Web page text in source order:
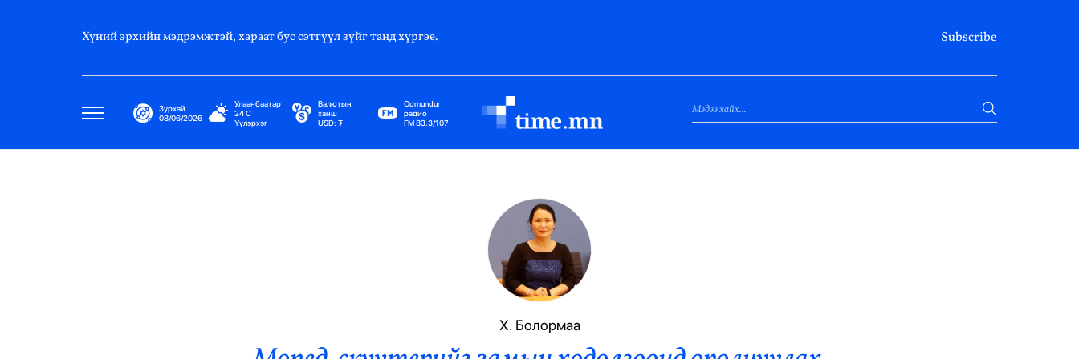
Хүний эрхийн мэдрэмжтэй, хараат бус сэтгүүл зүйг танд хүргэе. Subscribe
Зурхай
08/06/2026
Улаанбаатар
24C
Үүлэрхэг
Валютын
ханш
USD: ₮
Odmundur
радио
FM 83.3/107
Гадаад Харилцаа
Элчин Сайд
Парламент
Засгийн Газар
Х. Болормаа